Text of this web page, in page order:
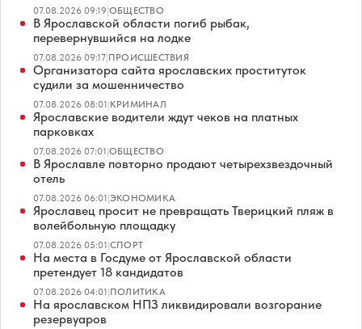
07.08.2026 09:19|ОБЩЕСТВО
В Ярославской области погиб рыбак,
перевернувшийся на лодке
07.08.2026 09:17|ПРОИСШЕСТВИЯ
Организатора сайта ярославских проституток
судили за мошенничество
07.08.2026 08:01|КРИМИНАЛ
Ярославские водители ждут чеков на платных
парковках
07.08.2026 07:01|ОБЩЕСТВО
В Ярославле повторно продают четырехзвездочный
отель
07.08.2026 06:01|ЭКОНОМИКА
Ярославец просит не превращать Тверицкий пляж в
волейбольную площадку
07.08.2026 05:01|СПОРТ
На места в Госдуме от Ярославской области
претендует 18 кандидатов
07.08.2026 04:01|ПОЛИТИКА
На ярославском НПЗ ликвидировали возгорание
резервуаров